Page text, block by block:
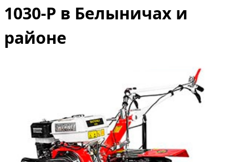
1030-P в Белыничах и
районе